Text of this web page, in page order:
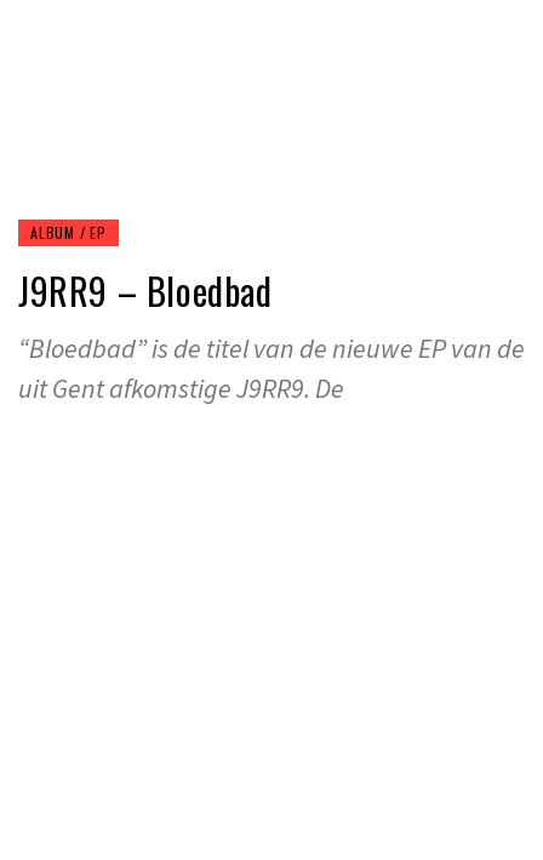
ALBUM / EP
J9RR9 – Bloedbad
“Bloedbad” is de titel van de nieuwe EP van de
uit Gent afkomstige J9RR9. De